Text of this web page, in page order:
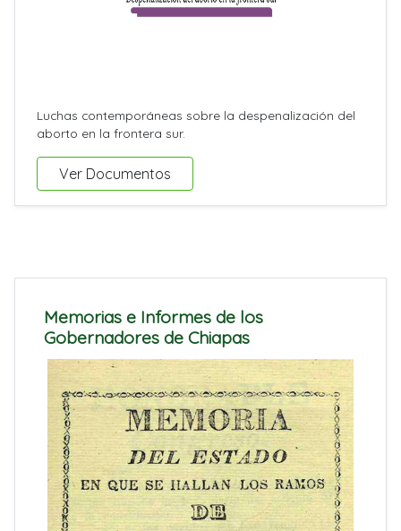
Luchas contemporáneas sobre la despenalización del
aborto en la frontera sur.
Ver Documentos
Memorias e Informes de los
Gobernadores de Chiapas